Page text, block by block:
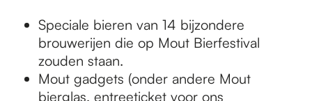
Speciale bieren van 14 bijzondere
brouwerijen die op Mout Bierfestival
zouden staan.
Mout gadgets (onder andere Mout
bierglas, entreeticket voor ons